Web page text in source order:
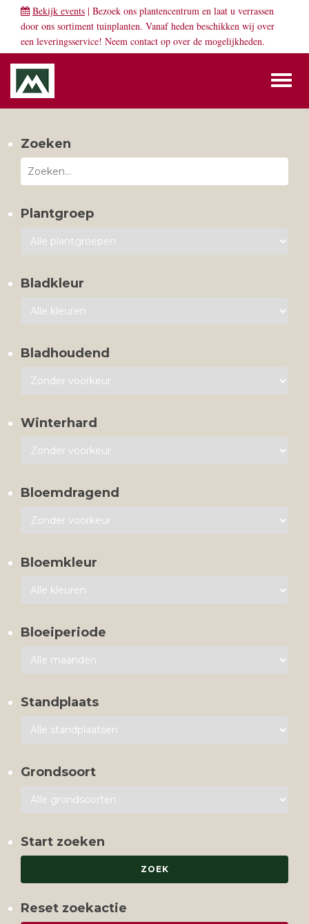
Bekijk events | Bezoek ons plantencentrum en laat u verrassen
door ons sortiment tuinplanten. Vanaf heden beschikken wij over
een leveringsservice! Neem contact op over de mogelijkheden.
Zoeken
Plantgroep
Bladkleur
Bladhoudend
Winterhard
Bloemdragend
Bloemkleur
Bloeiperiode
Standplaats
Grondsoort
Start zoeken
Reset zoekactie